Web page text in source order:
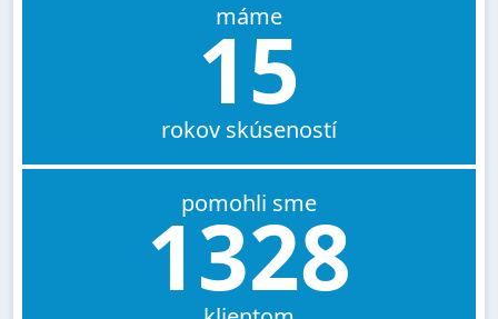
máme
15
rokov skúseností
pomohli sme
1328